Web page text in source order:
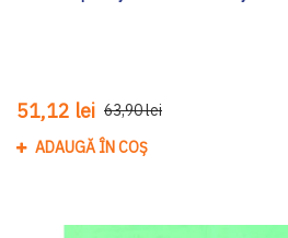
51,12 lei 63,90 lei
ADAUGĂ ÎN COȘ